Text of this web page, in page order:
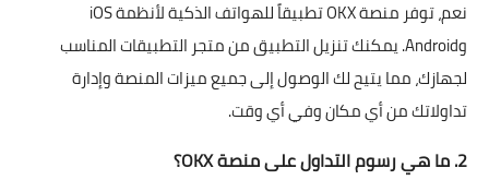
نعم، توفر منصة OKX تطبيقاً للهواتف الذكية لأنظمة iOS
وAndroid. يمكنك تنزيل التطبيق من متجر التطبيقات المناسب
لجهازك، مما يتيح لك الوصول إلى جميع ميزات المنصة وإدارة
تداولاتك من أي مكان وفي أي وقت.
2. ما هي رسوم التداول على منصة OKX؟